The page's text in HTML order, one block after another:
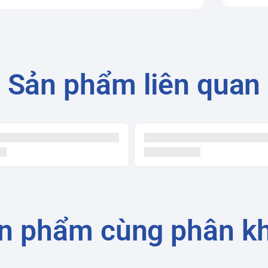
Sản phẩm liên quan
phẩm cùng phân